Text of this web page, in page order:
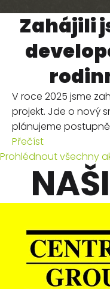
Zahájili
V roce 2025 jsme
projekt. Jde o nový
plánujeme
Přečíst
Prohlédnout všechny